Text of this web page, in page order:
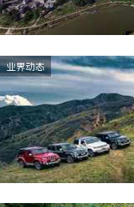
业界动态